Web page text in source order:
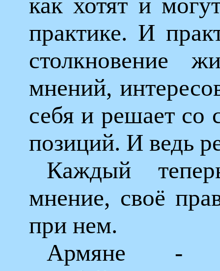
практике. И
столкновение
мнений,
себя и решает со
позиций. И ведь
Каждый
мнение, своё
при нем.
Армяне -